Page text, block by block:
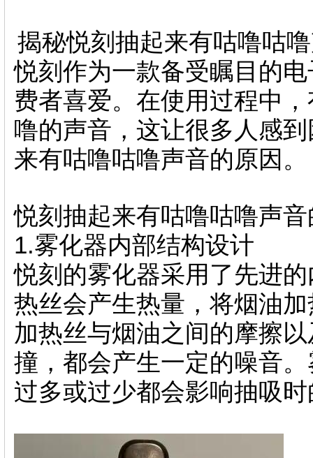
揭秘悦刻抽起来有咕噜咕
悦刻作为一款备受瞩目的
费者喜爱。在使用过程中
噜的声音，这让很多人感
来有咕噜咕噜声音的原因。
悦刻抽起来有咕噜咕噜声
1.雾化器内部结构设计
悦刻的雾化器采用了先进
热丝会产生热量，将烟油
加热丝与烟油之间的摩擦
撞，都会产生一定的噪音
过多或过少都会影响抽吸